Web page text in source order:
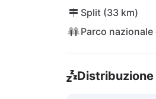
Split (33 km)
Parco